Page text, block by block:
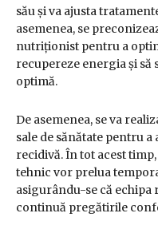
său și va ajusta
asemenea, se
nutriționist pentru a
recupereze energia și
optimă.
De asemenea, se va
sale de sănătate pentru
recidivă. În tot acest
tehnic vor prelua
asigurându-se că
continuă pregătirile